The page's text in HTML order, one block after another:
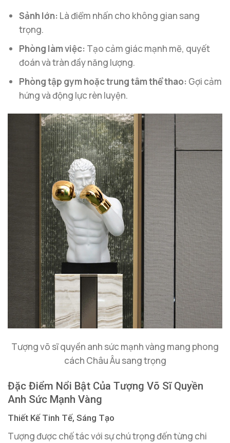
Sảnh lớn: Là điểm nhấn cho không gian sang
trọng.
Phòng làm việc: Tạo cảm giác mạnh mẽ, quyết
đoán và tràn đầy năng lượng.
Phòng tập gym hoặc trung tâm thể thao: Gợi cảm
hứng và động lực rèn luyện.
Tượng võ sĩ quyền anh sức mạnh vàng mang phong
cách Châu Âu sang trọng
Đặc Điểm Nổi Bật Của Tượng Võ Sĩ Quyền
Anh Sức Mạnh Vàng
Thiết Kế Tinh Tế, Sáng Tạo
Tượng được chế tác với sự chú trọng đến từng chi